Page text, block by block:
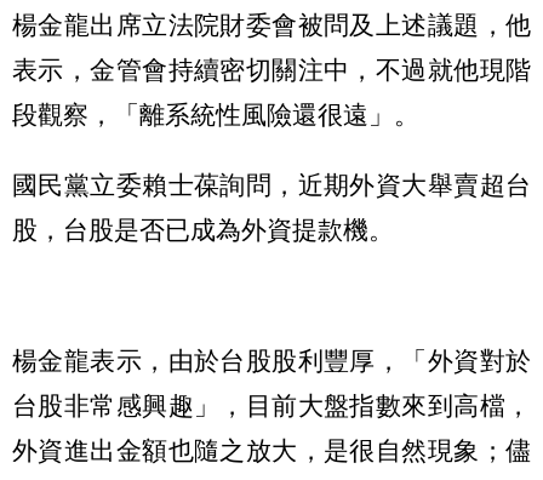
楊金龍出席立法院財委會被問及上述議題，他
表示，金管會持續密切關注中，不過就他現階
段觀察，「離系統性風險還很遠」。
國民黨立委賴士葆詢問，近期外資大舉賣超台
股，台股是否已成為外資提款機。
楊金龍表示，由於台股股利豐厚，「外資對於
台股非常感興趣」，目前大盤指數來到高檔，
外資進出金額也隨之放大，是很自然現象；儘